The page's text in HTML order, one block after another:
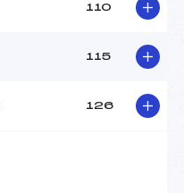
110
115
126